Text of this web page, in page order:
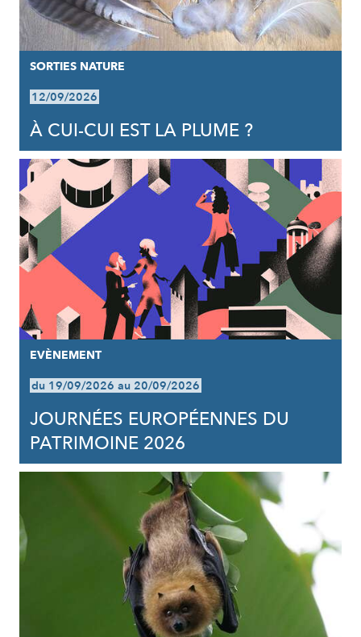
SORTIES NATURE
12/09/2026
À CUI-CUI EST LA PLUME ?
EVÈNEMENT
du 19/09/2026 au 20/09/2026
JOURNÉES EUROPÉENNES DU
PATRIMOINE 2026